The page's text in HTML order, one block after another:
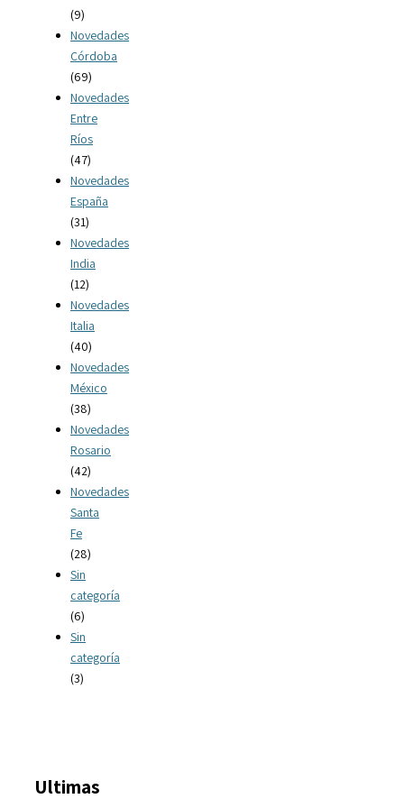
(9)
Novedades
Córdoba
(69)
Novedades
Entre
Ríos
(47)
Novedades
España
(31)
Novedades
India
(12)
Novedades
Italia
(40)
Novedades
México
(38)
Novedades
Rosario
(42)
Novedades
Santa
Fe
(28)
Sin
categoría
(6)
Sin
categoría
(3)
Ultimas